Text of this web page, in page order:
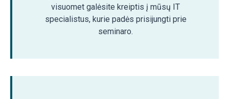
visuomet galėsite kreiptis į mūsų IT
specialistus, kurie padės prisijungti prie
seminaro.